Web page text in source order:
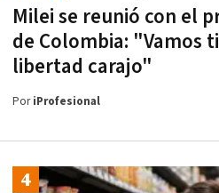
Milei se reunió con el
de Colombia: "Vamos
libertad carajo"
PoriProfesional